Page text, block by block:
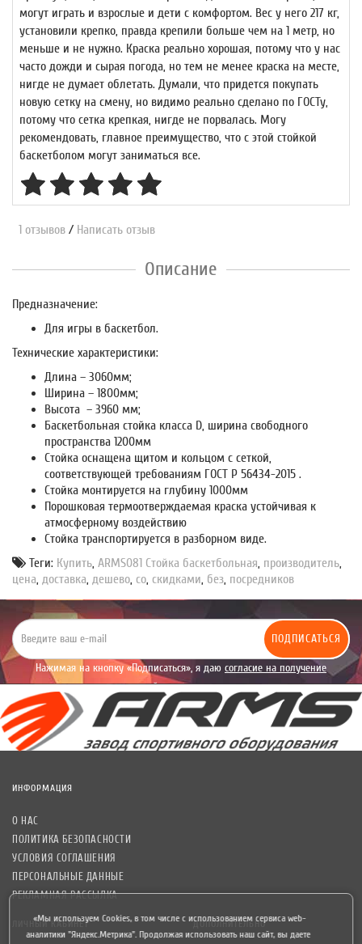
могут играть и взрослые и дети с комфортом. Вес у него 217 кг,
установили крепко, правда крепили больше чем на 1 метр, но
меньше и не нужно. Краска реально хорошая, потому что у нас
часто дожди и сырая погода, но тем не менее краска на месте,
нигде не думает облетать. Думали, что придется покупать
новую сетку на смену, но видимо реально сделано по ГОСТу,
потому что сетка крепкая, нигде не порвалась. Могу
рекомендовать, главное преимущество, что с этой стойкой
баскетболом могут заниматься все.
1 отзывов / Написать отзыв
Описание
Предназначение:
Для игры в баскетбол.
Технические характеристики:
Длина – 3060мм;
Ширина – 1800мм;
Высота – 3960 мм;
Баскетбольная стойка класса D, ширина свободного
пространства 1200мм
Стойка оснащена щитом и кольцом с сеткой,
соответствующей требованиям ГОСТ Р 56434-2015 .
Стойка монтируется на глубину 1000мм
Порошковая термоотверждаемая краска устойчивая к
атмосферному воздействию
Стойка транспортируется в разборном виде.
Теги: Купить, ARMS081 Стойка баскетбольная, производитель,
цена, доставка, дешево, со, скидками, без, посредников
ПОДПИСАТЬСЯ
Нажимая на кнопку «Подписаться», я даю согласие на получение
уведомлений рекламного характера.
ИНФОРМАЦИЯ
О НАС
ПОЛИТИКА БЕЗОПАСНОСТИ
УСЛОВИЯ СОГЛАШЕНИЯ
ПЕРСОНАЛЬНЫЕ ДАННЫЕ
РЕКЛАМНАЯ РАССЫЛКА
ЛИЧНЫЙ КАБИНЕТ ДОПОЛНИТЕЛЬНО
«Мы используем Cookies, в том числе с использованием сервиса web-
аналитики "Яндекс.Метрика". Продолжая использовать наш сайт, вы даете